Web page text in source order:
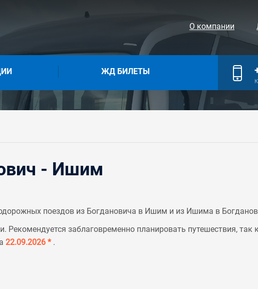
О компании
ЖД БИЛЕТЫ
- Ишим
поездов из Богдановича в Ишим и из Ишима в
заблаговременно планировать путешествия, так
22.09.2026 * .